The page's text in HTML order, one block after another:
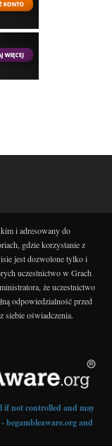
i adresowany do
gdzie korzystanie z
jest dozwolone tylko i
uczestnictwo w Grach
że uczestnictwo
odpowiedzialność przed
siebie oświadczenia.
if not controlled and may
begambleaware.org and